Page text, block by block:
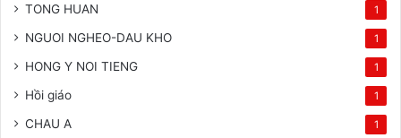
TONG HUAN 1
NGUOI NGHEO-DAU KHO 1
HONG Y NOI TIENG 1
Hồi giáo 1
CHAU A 1